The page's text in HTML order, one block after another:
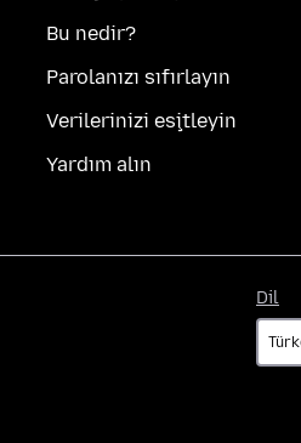
Bu nedir?
Parolanızı sıfırlayın
Verilerinizi eşitleyin
Yardım alın
Dil